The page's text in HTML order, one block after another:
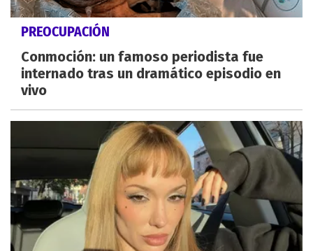
PREOCUPACIÓN
Conmoción: un famoso periodista fue
internado tras un dramático episodio en
vivo